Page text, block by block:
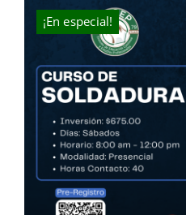
¡En especial!